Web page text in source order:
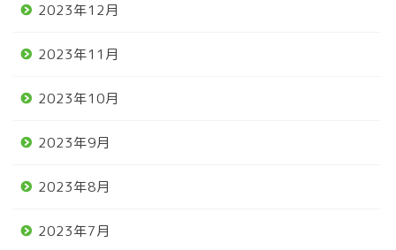
2023年12月
2023年11月
2023年10月
2023年9月
2023年8月
2023年7月